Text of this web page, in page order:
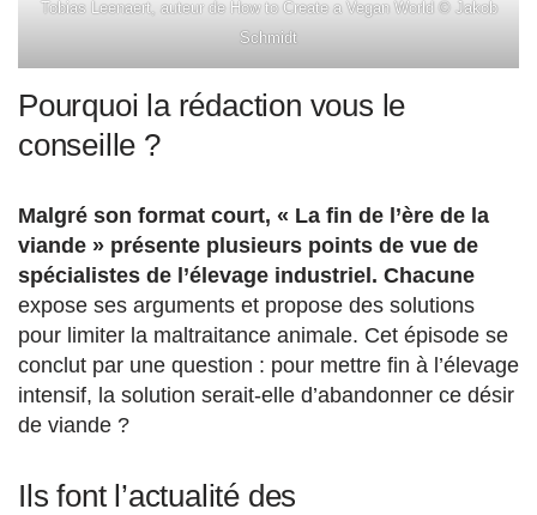
Tobias Leenaert, auteur de How to Create a Vegan World © Jakob
Schmidt
Pourquoi la rédaction vous le
conseille ?
Malgré son format court, « La fin de l’ère de la
viande » présente plusieurs points de vue de
spécialistes de l’élevage industriel. Chacune
expose ses arguments et propose des solutions
pour limiter la maltraitance animale. Cet épisode se
conclut par une question : pour mettre fin à l’élevage
intensif, la solution serait-elle d’abandonner ce désir
de viande ?
Ils font l’actualité des